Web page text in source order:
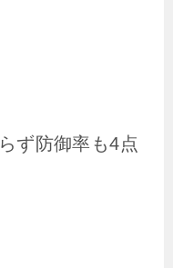
ず防御率も4点